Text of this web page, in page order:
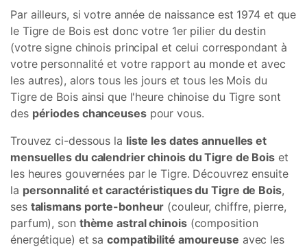
Par ailleurs, si votre année de naissance est 1974 et que
le Tigre de Bois est donc votre 1er pilier du destin
(votre signe chinois principal et celui correspondant à
votre personnalité et votre rapport au monde et avec
les autres), alors tous les jours et tous les Mois du
Tigre de Bois ainsi que l'heure chinoise du Tigre sont
des périodes chanceusespour vous.
Trouvez ci-dessous la liste les dates annuelles et
mensuelles du calendrier chinois du Tigre de Bois et
les heures gouvernées par le Tigre. Découvrez ensuite
la personnalité et caractéristiques du Tigre de Bois,
ses talismans porte-bonheur (couleur, chiffre, pierre,
parfum), son thème astral chinois(composition
énergétique) et sacompatibilité amoureuse avec les